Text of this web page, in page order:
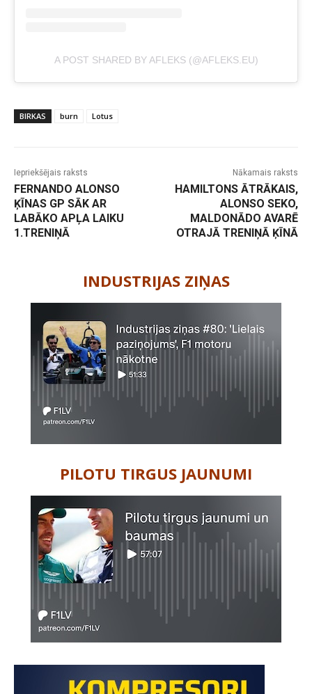
A POST SHARED BY AFLEKS (@AFLEKS.EU)
BIRKAS burn Lotus
Iepriekšējais raksts
FERNANDO ALONSO
ĶĪNAS GP SĀK AR
LABĀKO APĻA LAIKU
1.TRENIŅĀ
Nākamais raksts
HAMILTONS ĀTRĀKAIS,
ALONSO SEKO,
MALDONĀDO AVARĒ
OTRAJĀ TRENIŅĀ ĶĪNĀ
INDUSTRIJAS ZIŅAS
PILOTU TIRGUS JAUNUMI